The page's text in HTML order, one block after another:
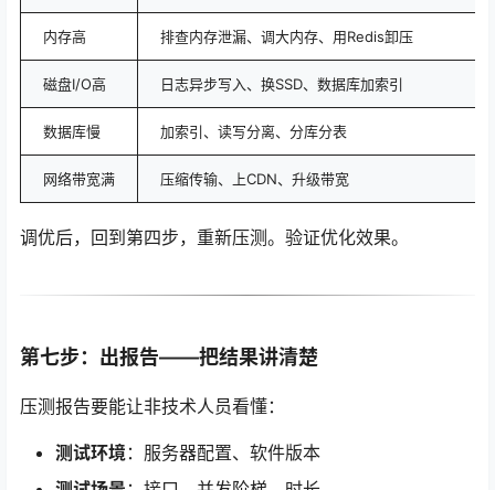
内存高 排查内存泄漏、调大内存、用Redis卸压
磁盘I/O高 日志异步写入、换SSD、数据库加索引
数据库慢 加索引、读写分离、分库分表
网络带宽满 压缩传输、上CDN、升级带宽
调优后，回到第四步，重新压测。验证优化效果。
第七步：出报告——把结果讲清楚
压测报告要能让非技术人员看懂：
测试环境：服务器配置、软件版本